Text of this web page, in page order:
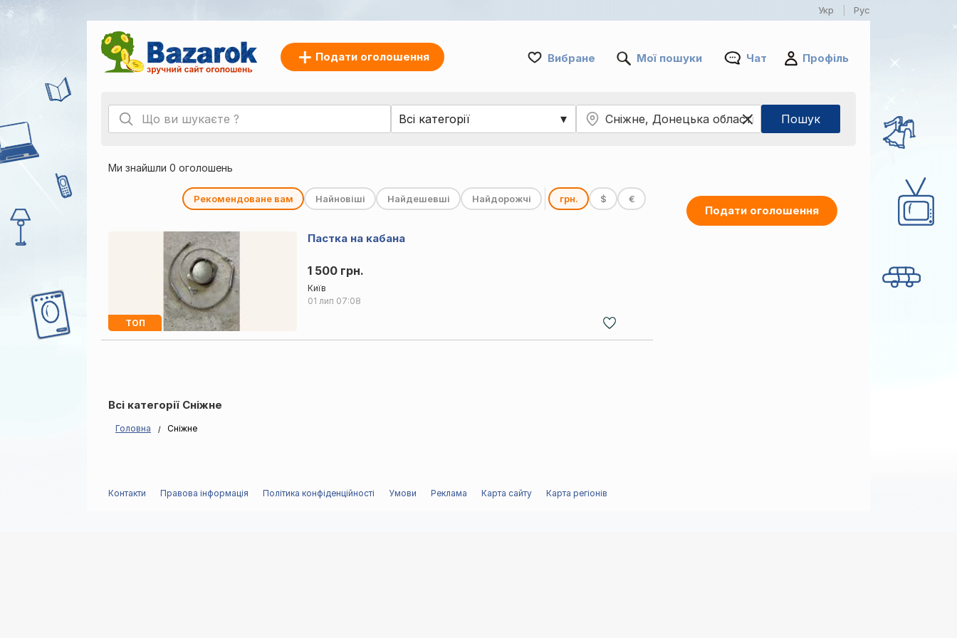
Укр Рус
Подати оголошення Вибране Мої пошуки Чат Профіль
Ми знайшли 0 оголошень
Рекомендоване вам Найновіші Найдешевші Найдорожчі грн. $ €
ТОП
Пастка на кабана
1 500 грн.
Київ
01 лип 07:08
Всі категорії Сніжне
Головна Сніжне
Подати оголошення
Контакти Правова інформація Політика конфіденційності Умови Реклама Карта сайту Карта регіонів